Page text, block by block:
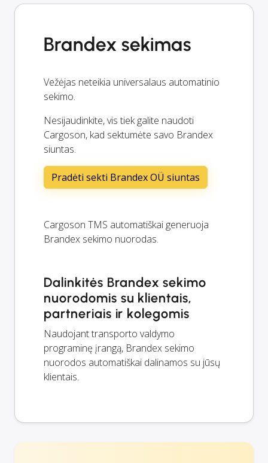
Brandex sekimas
Vežėjas neteikia universalaus automatinio
sekimo.
Nesijaudinkite, vis tiek galite naudoti
Cargoson, kad sektumėte savo Brandex
siuntas.
Pradėti sekti Brandex OÜ siuntas
Cargoson TMS automatiškai generuoja
Brandex sekimo nuorodas.
Dalinkitės Brandex sekimo
nuorodomis su klientais,
partneriais ir kolegomis
Naudojant transporto valdymo
programinę įrangą, Brandex sekimo
nuorodos automatiškai dalinamos su jūsų
klientais.